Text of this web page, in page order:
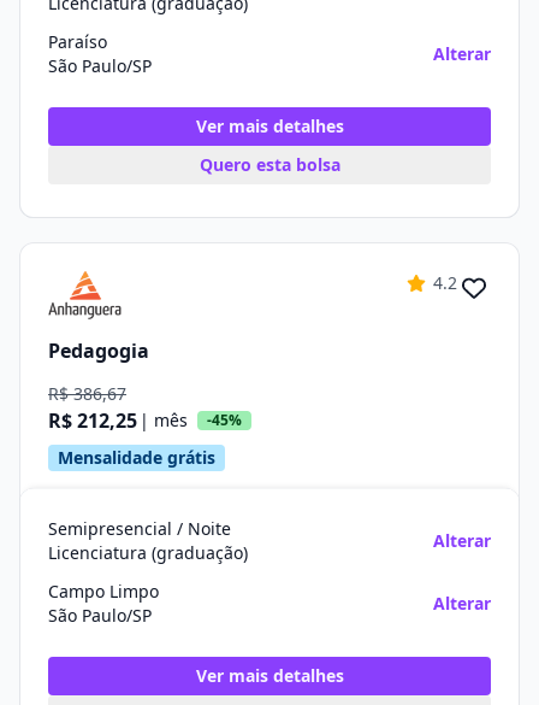
Paraíso
São Paulo/SP
Alterar
Ver mais detalhes
Quero esta bolsa
4.2
Pedagogia
R$ 386,67
R$ 212,25 | mês -45%
Mensalidade grátis
Semipresencial / Noite
Licenciatura (graduação)
Alterar
Campo Limpo
São Paulo/SP
Alterar
Ver mais detalhes